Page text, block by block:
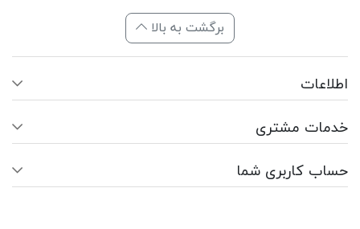
برگشت به بالا
اطلاعات
خدمات مشتری
حساب کاربری شما